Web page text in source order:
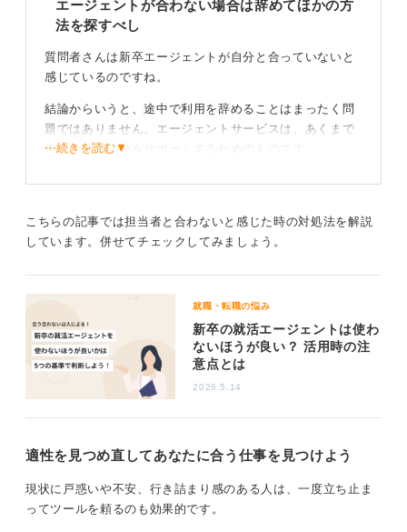
エージェントが合わない場合は辞めてほかの方
法を探すべし
質問者さんは新卒エージェントが自分と合っていないと
感じているのですね。
結論からいうと、途中で利用を辞めることはまったく問
題ではありません。エージェントサービスは、あくまで
学生の就職活動をサポートするためのものです。
ば、無理に利用し続ける必要はありません。数回利用し
ただけであっても、自身の感覚を大切にしてください。
辞める場合は、「ほかの方法で就職活動をすることにし
ました。ありがとうございました」などと率直に気持ち
求人サイトや説明会をうまく活用して就活を進めよ
う
エージェントが合わないと感じた場合のほかの就職活動
就職情報サイトで求人を探し、直接応募する方法があり
また、合同企業説明会や学内説明会に参加して、直接企
⋯続きを読む▼
こちらの記事では担当者と合わないと感じた時の対処法を解説
しています。併せてチェックしてみましょう。
就職・転職の悩み
新卒の就活エージェントは使わ
ないほうが良い？ 活用時の注
意点とは
2026.5.14
適性を見つめ直してあなたに合う仕事を見つけよう
現状に戸惑いや不安、行き詰まり感のある人は、一度立ち止ま
ってツールを頼るのも効果的です。